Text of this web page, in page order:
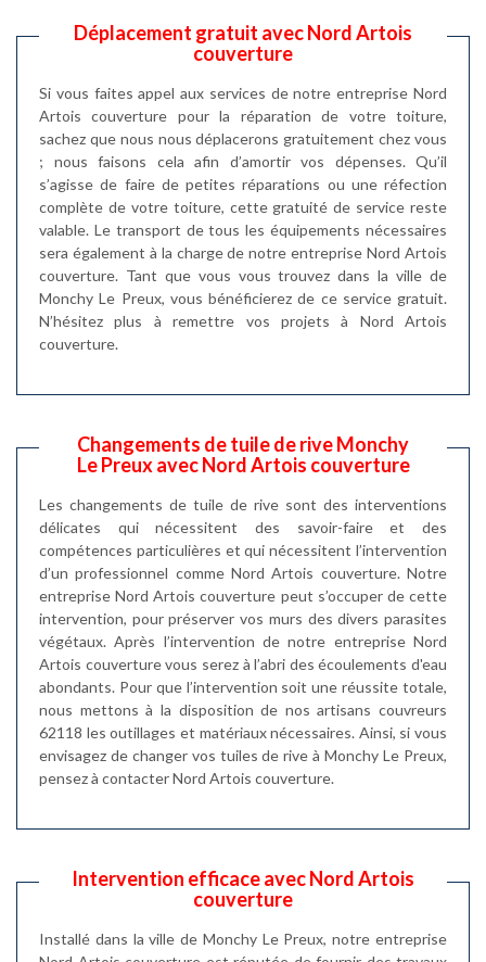
Déplacement gratuit avec Nord Artois
couverture
Si vous faites appel aux services de notre entreprise Nord
Artois couverture pour la réparation de votre toiture,
sachez que nous nous déplacerons gratuitement chez vous
; nous faisons cela afin d’amortir vos dépenses. Qu’il
s’agisse de faire de petites réparations ou une réfection
complète de votre toiture, cette gratuité de service reste
valable. Le transport de tous les équipements nécessaires
sera également à la charge de notre entreprise Nord Artois
couverture. Tant que vous vous trouvez dans la ville de
Monchy Le Preux, vous bénéficierez de ce service gratuit.
N’hésitez plus à remettre vos projets à Nord Artois
couverture.
Changements de tuile de rive Monchy
Le Preux avec Nord Artois couverture
Les changements de tuile de rive sont des interventions
délicates qui nécessitent des savoir-faire et des
compétences particulières et qui nécessitent l’intervention
d’un professionnel comme Nord Artois couverture. Notre
entreprise Nord Artois couverture peut s’occuper de cette
intervention, pour préserver vos murs des divers parasites
végétaux. Après l’intervention de notre entreprise Nord
Artois couverture vous serez à l’abri des écoulements d'eau
abondants. Pour que l’intervention soit une réussite totale,
nous mettons à la disposition de nos artisans couvreurs
62118 les outillages et matériaux nécessaires. Ainsi, si vous
envisagez de changer vos tuiles de rive à Monchy Le Preux,
pensez à contacter Nord Artois couverture.
Intervention efficace avec Nord Artois
couverture
Installé dans la ville de Monchy Le Preux, notre entreprise